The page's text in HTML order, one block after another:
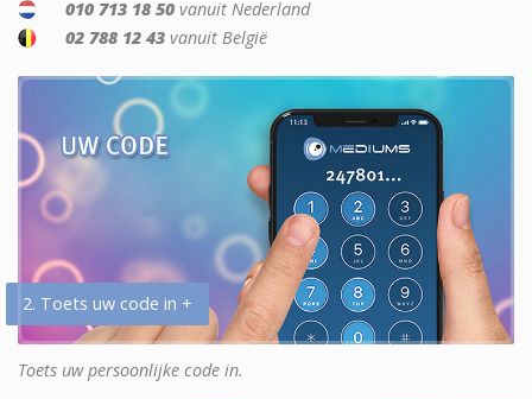
010 713 18 50 vanuit Nederland
02 788 12 43 vanuit België
2. Toets uw code in +
Toets uw persoonlijke code in.